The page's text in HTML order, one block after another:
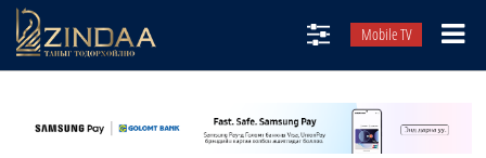
Mobile TV
ТВ8